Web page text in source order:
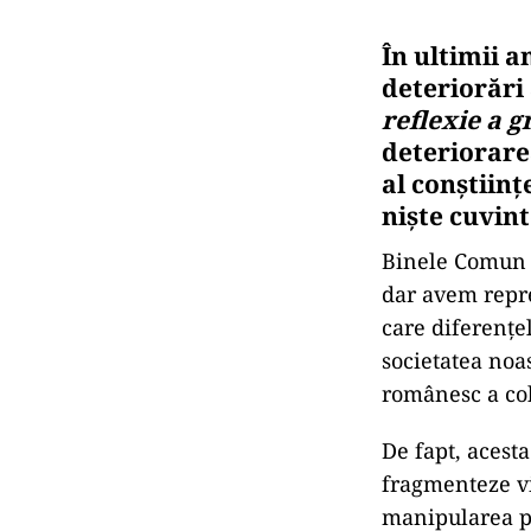
În ultimii
deteriorări
reflexie a
al
niște
Binele
dar avem
care
societatea
românesc a
De fapt,
fragmenteze
manipularea